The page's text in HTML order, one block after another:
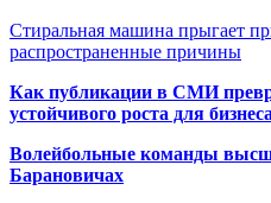
Стиральная машина прыгает
распространенные причины
Как публикации в СМИ
устойчивого роста для бизнеса
Волейбольные команды
Барановичах